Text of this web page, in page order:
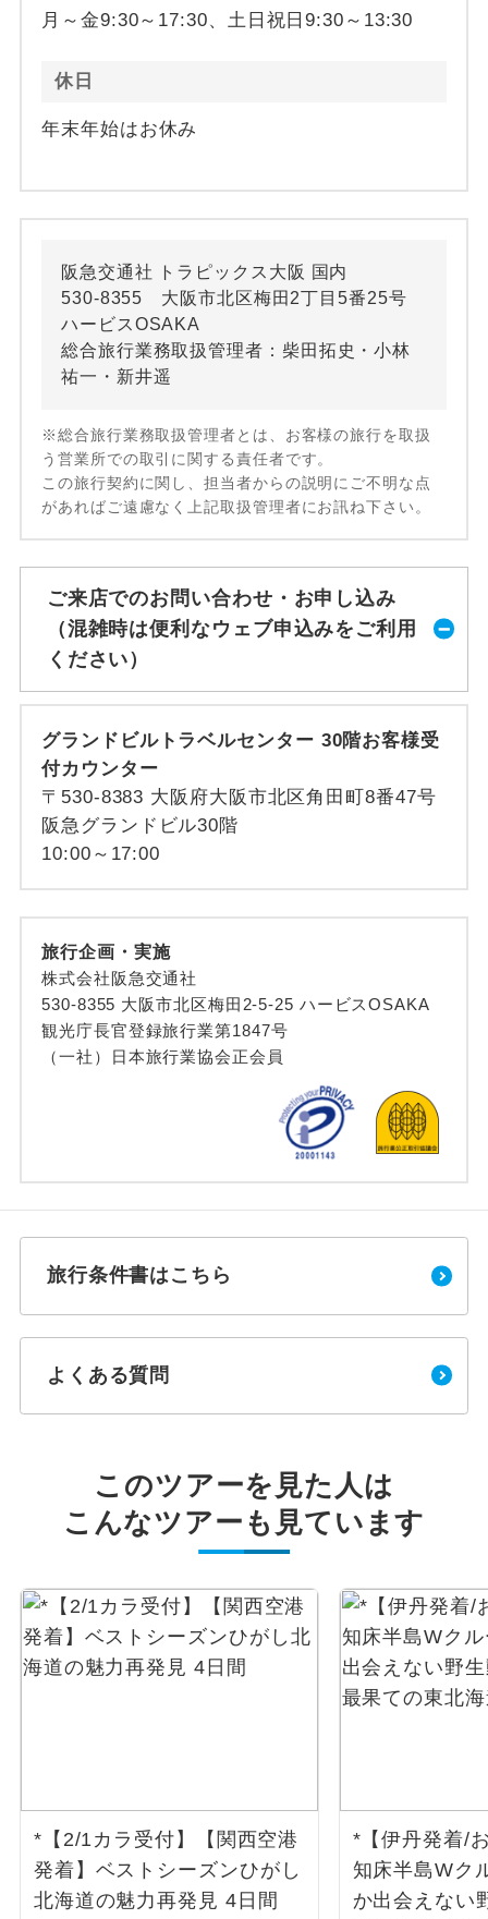
月～金9:30～17:30、土日祝日9:30～13:30
休日
年末年始はお休み
阪急交通社 トラピックス大阪 国内
530-8355 大阪市北区梅田2丁目5番25号
ハービスOSAKA
総合旅行業務取扱管理者：柴田拓史・小林
祐一・新井遥
※総合旅行業務取扱管理者とは、お客様の旅行を取扱
う営業所での取引に関する責任者です。
この旅行契約に関し、担当者からの説明にご不明な点
があればご遠慮なく上記取扱管理者にお訊ね下さい。
ご来店でのお問い合わせ・お申し込み
（混雑時は便利なウェブ申込みをご利用
ください）
グランドビルトラベルセンター 30階お客様受
付カウンター
〒530-8383 大阪府大阪市北区角田町8番47号
阪急グランドビル30階
10:00～17:00
旅行企画・実施
株式会社阪急交通社
530-8355 大阪市北区梅田2-5-25 ハービスOSAKA
観光庁長官登録旅行業第1847号
（一社）日本旅行業協会正会員
旅行条件書はこちら
よくある質問
このツアーを見た人は
こんなツアーも見ています
*【2/1カラ受付】【関西空港
発着】ベストシーズンひがし
北海道の魅力再発見 4日間
*【伊丹発着/
知床半島Wク
か出会えない